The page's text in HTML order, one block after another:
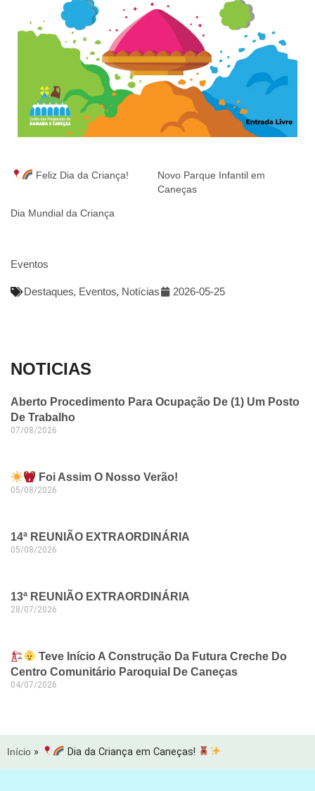
Feliz Dia da Criança!
Novo Parque Infantil em
Caneças
Dia Mundial da Criança
Eventos
Destaques, Eventos, Notícias 2026-05-25
NOTICIAS
Aberto Procedimento Para Ocupação De (1) Um Posto
De Trabalho
07/08/2026
Foi Assim O Nosso Verão!
05/08/2026
14ª REUNIÃO EXTRAORDINÁRIA
05/08/2026
13ª REUNIÃO EXTRAORDINÁRIA
28/07/2026
Teve Início A Construção Da Futura Creche Do
Centro Comunitário Paroquial De Caneças
04/07/2026
Início » Dia da Criança em Caneças!